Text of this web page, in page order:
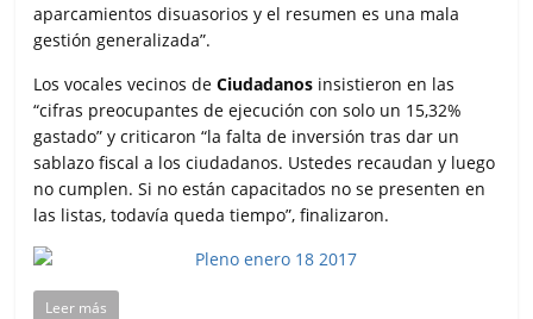
aparcamientos disuasorios y el resumen es una mala
gestión generalizada”.
Los vocales vecinos deCiudadanos insistieron en las
“cifras preocupantes de ejecución con solo un 15,32%
gastado” y criticaron “la falta de inversión tras dar un
sablazo fiscal a los ciudadanos. Ustedes recaudan y luego
no cumplen. Si no están capacitados no se presenten en
las listas, todavía queda tiempo”, finalizaron.
Leer más